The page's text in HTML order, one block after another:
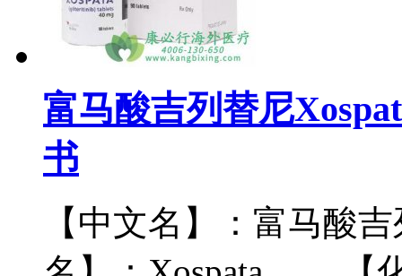
富马酸吉列替尼
书
【中文名】：富马